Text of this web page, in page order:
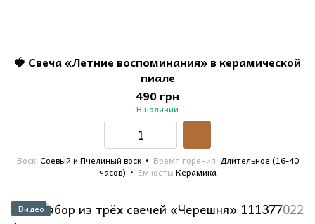
🍓 Свеча «Летние воспоминания» в керамической
пиале
490 грн
В наличии
Воск Соевый и Пчелиный воск Время горения Длительное (16-40
часов)
Емкость Керамика
Видео